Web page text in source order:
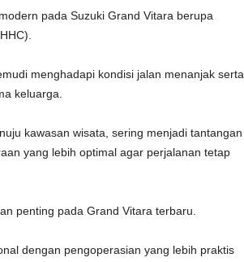
pada Suzuki Grand Vitara berupa
menghadapi kondisi jalan menanjak serta
keluarga.
kawasan wisata, sering menjadi tantangan
yang lebih optimal agar perjalanan tetap
penting pada Grand Vitara terbaru.
dengan pengoperasian yang lebih praktis